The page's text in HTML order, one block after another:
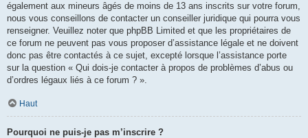
également aux mineurs âgés de moins de 13 ans inscrits sur votre forum,
nous vous conseillons de contacter un conseiller juridique qui pourra vous
renseigner. Veuillez noter que phpBB Limited et que les propriétaires de
ce forum ne peuvent pas vous proposer d’assistance légale et ne doivent
donc pas être contactés à ce sujet, excepté lorsque l’assistance porte
sur la question « Qui dois-je contacter à propos de problèmes d’abus ou
d’ordres légaux liés à ce forum ? ».
Haut
Pourquoi ne puis-je pas m’inscrire ?